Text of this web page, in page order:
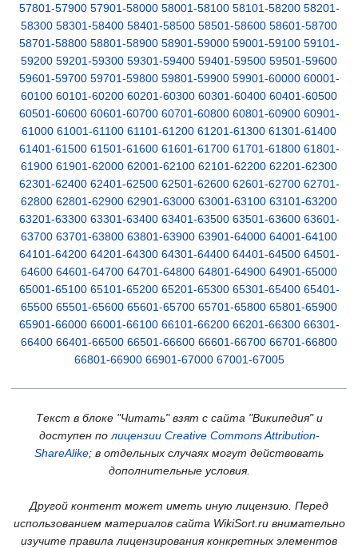
57801-57900 57901-58000 58001-58100 58101-58200 58201-
58300 58301-58400 58401-58500 58501-58600 58601-58700
58701-58800 58801-58900 58901-59000 59001-59100 59101-
59200 59201-59300 59301-59400 59401-59500 59501-59600
59601-59700 59701-59800 59801-59900 59901-60000 60001-
60100 60101-60200 60201-60300 60301-60400 60401-60500
60501-60600 60601-60700 60701-60800 60801-60900 60901-
61000 61001-61100 61101-61200 61201-61300 61301-61400
61401-61500 61501-61600 61601-61700 61701-61800 61801-
61900 61901-62000 62001-62100 62101-62200 62201-62300
62301-62400 62401-62500 62501-62600 62601-62700 62701-
62800 62801-62900 62901-63000 63001-63100 63101-63200
63201-63300 63301-63400 63401-63500 63501-63600 63601-
63700 63701-63800 63801-63900 63901-64000 64001-64100
64101-64200 64201-64300 64301-64400 64401-64500 64501-
64600 64601-64700 64701-64800 64801-64900 64901-65000
65001-65100 65101-65200 65201-65300 65301-65400 65401-
65500 65501-65600 65601-65700 65701-65800 65801-65900
65901-66000 66001-66100 66101-66200 66201-66300 66301-
66400 66401-66500 66501-66600 66601-66700 66701-66800
66801-66900 66901-67000 67001-67005
Текст в блоке "Читать" взят с сайта "Википедия" и
доступен по лицензии Creative Commons Attribution-
ShareAlike; в отдельных случаях могут действовать
дополнительные условия.
Другой контент может иметь иную лицензию. Перед
использованием материалов сайта WikiSort.ru внимательно
изучите правила лицензирования конкретных элементов